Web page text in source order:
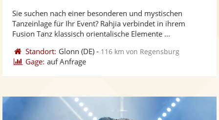
Sie suchen nach einer besonderen und mystischen
Tanzeinlage für Ihr Event? Rahjia verbindet in ihrem
Fusion Tanz klassisch orientalische Elemente ...
Standort: Glonn (DE) - 116 km von Regensburg
Gage: auf Anfrage